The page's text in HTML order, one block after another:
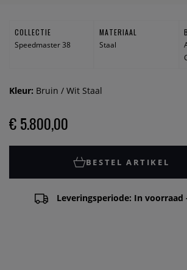
COLLECTIE
Speedmaster 38
MATERIAAL
Staal
Kleur: Bruin / Wit Staal
€ 5.800,00
BESTEL ARTIKEL
Leveringsperiode: In voorraad